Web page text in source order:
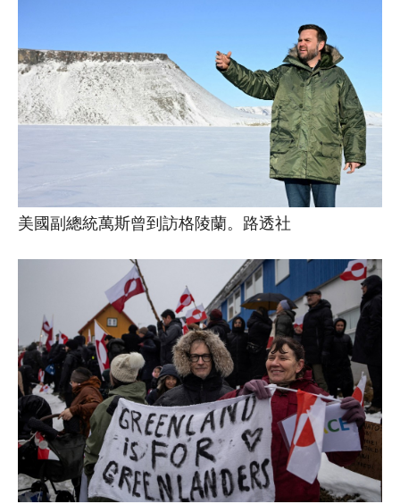
美國副總統萬斯曾到訪格陵蘭。路透社